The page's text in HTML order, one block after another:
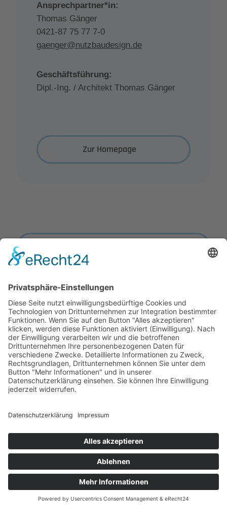
Ansprechpartner*in:
Thomas Gänger
0421-87 75 77 7-0
gaenger@nutzbaudesign.de
Geschäftsführung:
Dipl.-Ing. / Architekt Thomas Gänger
Zur Homepage